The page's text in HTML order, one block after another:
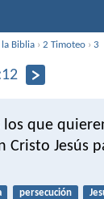
Biblia ›2 Timoteo ›3
que
Cristo Jesús
persecución